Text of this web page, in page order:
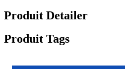
Produit Detailer
Produit Tags